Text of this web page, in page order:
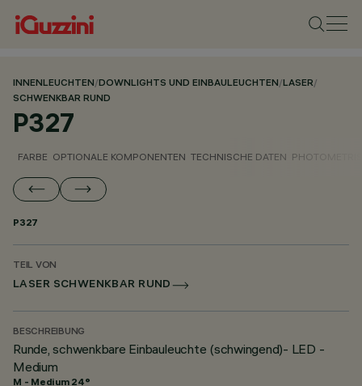
INNENLEUCHTEN/DOWNLIGHTS UND EINBAULEUCHTEN/LASER/
SCHWENKBAR RUND
P327
FARBE OPTIONALE KOMPONENTEN TECHNISCHE DATEN
P327
TEIL VON
LASER SCHWENKBAR RUND
BESCHREIBUNG
Runde, schwenkbare Einbauleuchte (schwingend)- LED -
Medium
M - Medium 24°